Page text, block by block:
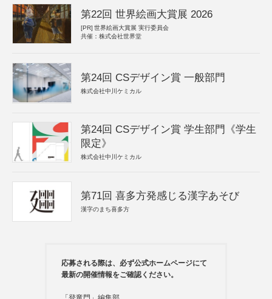
第22回 世界絵画大賞展 2026
[PR] 世界絵画大賞展 実行委員会
共催：株式会社世界堂
第24回 CSデザイン賞 一般部門
株式会社中川ケミカル
第24回 CSデザイン賞 学生部門《学生
限定》
株式会社中川ケミカル
第71回 喜多方発感じる漢字あそび
漢字のまち喜多方
応募される際は、必ず公式ホームページにて
最新の開催情報をご確認ください。
「登竜門」編集部